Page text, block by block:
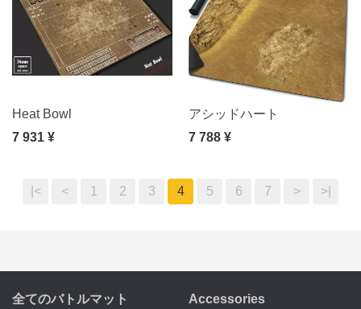
Heat Bowl
7 931 ¥
アシッドハート
7 788 ¥
|< < 1 2 3 4 5 6 7 > >|
全てのバトルマット Accessories